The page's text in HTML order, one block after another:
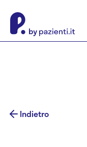
Indietro